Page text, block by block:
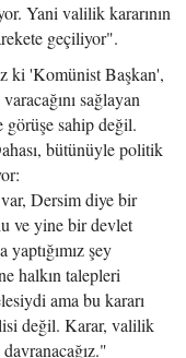
Yani valilik kararının
geçiliyor".
ki 'Komünist Başkan',
sağlayan
görüşe sahip değil.
bütünüyle politik
Dersim diye bir
ve yine bir devlet
şey
halkın talepleri
ama bu kararı
değil. Karar, valilik